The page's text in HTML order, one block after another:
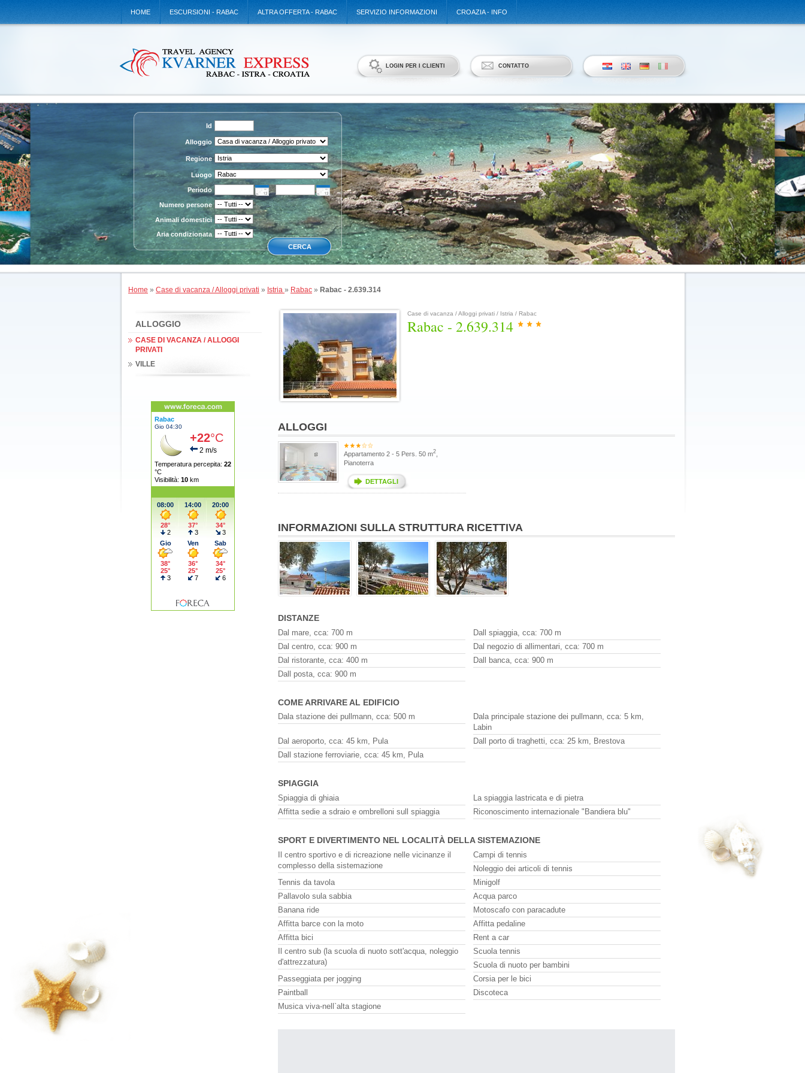
HOME ESCURSIONI - RABAC ALTRA OFFERTA - RABAC SERVIZIO INFORMAZIONI CROAZIA - INFO
CONTATTO
LOGIN PER I CLIENTI
Id
Alloggio
Regione
Luogo
Periodo
Numero persone
Animali domestici
Aria condizionata
Home » Case di vacanza / Alloggi privati » Istria » Rabac » Rabac - 2.639.314
ALLOGGIO
CASE DI VACANZA / ALLOGGI
PRIVATI
VILLE
Case di vacanza / Alloggi privati / Istria / Rabac
Rabac - 2.639.314
ALLOGGI
Appartamento 2 - 5 Pers. 50 m2,
Pianoterra
DETTAGLI
INFORMAZIONI SULLA STRUTTURA RICETTIVA
DISTANZE
Dal mare, cca: 700 m
Dall spiaggia, cca: 700 m
Dal centro, cca: 900 m
Dal negozio di allimentari, cca: 700 m
Dal ristorante, cca: 400 m
Dall banca, cca: 900 m
Dall posta, cca: 900 m
COME ARRIVARE AL EDIFICIO
Dala stazione dei pullmann, cca: 500 m
Dala principale stazione dei pullmann, cca: 5 km,
Labin
Dal aeroporto, cca: 45 km, Pula
Dall porto di traghetti, cca: 25 km, Brestova
Dall stazione ferroviarie, cca: 45 km, Pula
SPIAGGIA
Spiaggia di ghiaia
La spiaggia lastricata e di pietra
Affitta sedie a sdraio e ombrelloni sull spiaggia
Riconoscimento internazionale "Bandiera blu"
SPORT E DIVERTIMENTO NEL LOCALITÀ DELLA SISTEMAZIONE
Il centro sportivo e di ricreazione nelle vicinanze il
complesso della sistemazione
Campi di tennis
Noleggio dei articoli di tennis
Tennis da tavola
Minigolf
Pallavolo sula sabbia
Acqua parco
Banana ride
Motoscafo con paracadute
Affitta barce con la moto
Affitta pedaline
Affitta bici
Rent a car
Il centro sub (la scuola di nuoto sott'acqua, noleggio
d'attrezzatura)
Scuola tennis
Scuola di nuoto per bambini
Passeggiata per jogging
Corsia per le bici
Paintball
Discoteca
Musica viva-nell`alta stagione